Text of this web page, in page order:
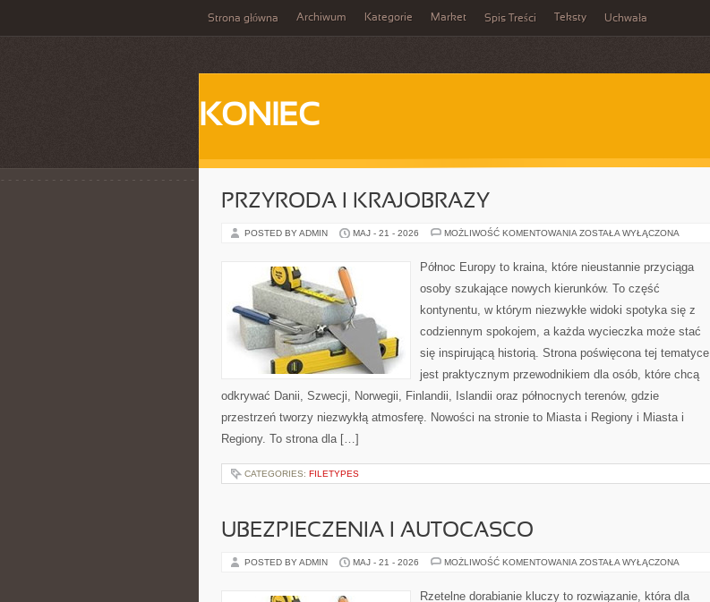
Strona główna Archiwum Kategorie Market Spis Treści Teksty Uchwała
KONIEC
PRZYRODA I KRAJOBRAZY
POSTED BY ADMIN MAJ - 21 - 2026 MOŻLIWOŚĆ KOMENTOWANIA PRZYRODA
ZOSTAŁA WYŁĄCZONA
Północ Europy to kraina, które nieustannie przyciąga
osoby szukające nowych kierunków. To część
kontynentu, w którym niezwykłe widoki spotyka się z
codziennym spokojem, a każda wycieczka może stać
się inspirującą historią. Strona poświęcona tej tematyce
jest praktycznym przewodnikiem dla osób, które chcą
odkrywać Danii, Szwecji, Norwegii, Finlandii, Islandii oraz północnych terenów, gdzie
przestrzeń tworzy niezwykłą atmosferę. Nowości na stronie to Miasta i Regiony i Miasta i
Regiony. To strona dla […]
CATEGORIES: FILETYPES
UBEZPIECZENIA I AUTOCASCO
POSTED BY ADMIN MAJ - 21 - 2026 MOŻLIWOŚĆ KOMENTOWANIA UBEZPIECZENIA
ZOSTAŁA WYŁĄCZONA
Rzetelne dorabianie kluczy to rozwiązanie, która dla